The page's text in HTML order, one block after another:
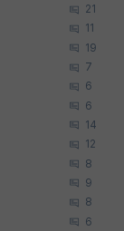
21
11
19
7
6
6
14
12
8
9
8
6